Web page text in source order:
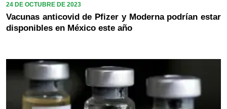
24 DE OCTUBRE DE 2023
Vacunas anticovid de Pfizer y Moderna podrían estar
disponibles en México este año